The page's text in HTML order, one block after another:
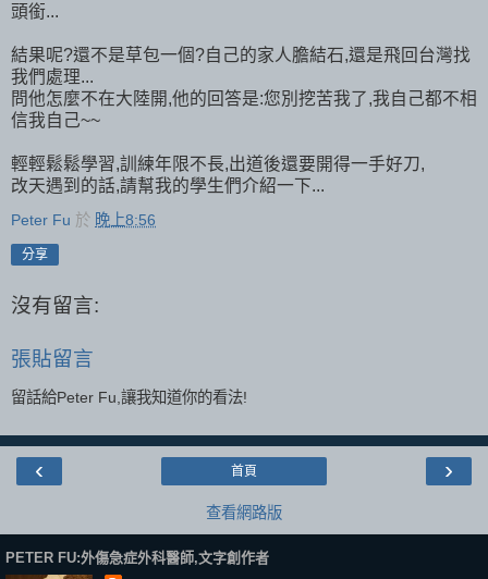
頭銜...
結果呢?還不是草包一個?自己的家人膽結石,還是飛回台灣找
我們處理...
問他怎麼不在大陸開,他的回答是:您別挖苦我了,我自己都不相
信我自己~~
輕輕鬆鬆學習,訓練年限不長,出道後還要開得一手好刀,
改天遇到的話,請幫我的學生們介紹一下...
Peter Fu 於 晚上8:56
分享
沒有留言:
張貼留言
留話給Peter Fu,讓我知道你的看法!
‹ ›
首頁
查看網路版
PETER FU:外傷急症外科醫師,文字創作者